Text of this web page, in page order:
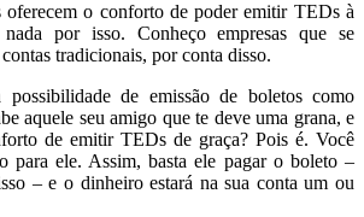
oferecem o conforto de poder emitir TEDs à
por isso. Conheço empresas que se
tradicionais, por conta disso.
possibilidade de emissão de boletos como
aquele seu amigo que te deve uma grana, e
de emitir TEDs de graça? Pois é. Você
para ele. Assim, basta ele pagar o boleto –
– e o dinheiro estará na sua conta um ou